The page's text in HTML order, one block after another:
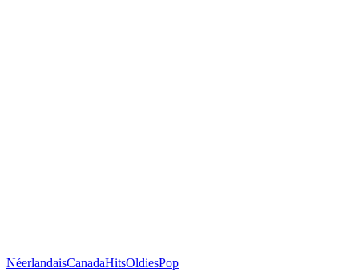
NéerlandaisCanadaHitsOldiesPop